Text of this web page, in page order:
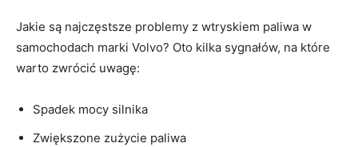
Jakie​ są najczęstsze problemy z wtryskiem paliwa w
samochodach marki Volvo? Oto kilka sygnałów, na które⁤
warto zwrócić uwagę:
Spadek mocy silnika
Zwiększone zużycie paliwa